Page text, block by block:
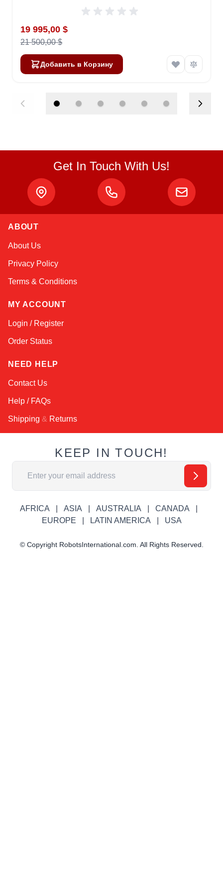
Special Price
19 995,00 $
21 500,00 $
Добавить в Корзину
Get In Touch With Us!
ABOUT
About Us
Privacy Policy
Terms & Conditions
MY ACCOUNT
Login / Register
Order Status
NEED HELP
Contact Us
Help / FAQs
Shipping & Returns
KEEP IN TOUCH!
Адрес электронной почты
AFRICA ASIA AUSTRALIA
CANADA
EUROPE
LATIN AMERICA USA
© Copyright RobotsInternational.com. All Rights Reserved.